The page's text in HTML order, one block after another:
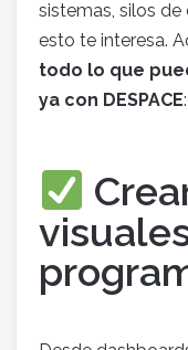
sistemas, silos de
esto te interesa.
todo lo que
ya con DESPACE: